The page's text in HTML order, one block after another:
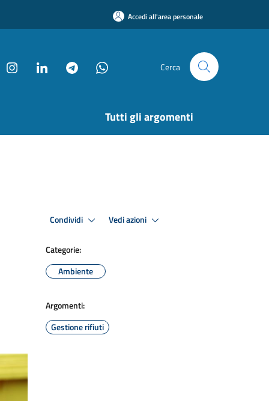
Accedi all'area personale
Cerca
Tutti gli argomenti
Condividi Vedi azioni
Categorie:
Ambiente
Argomenti:
Gestione rifiuti